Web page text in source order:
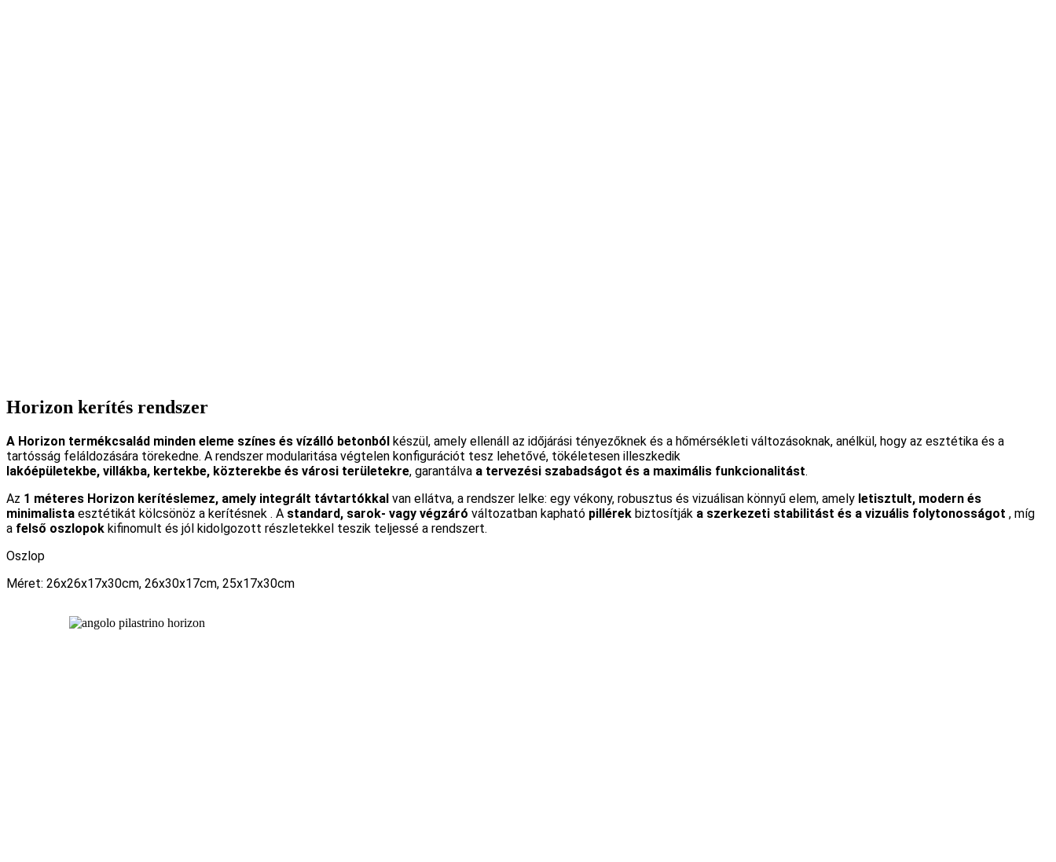
Horizon kerítés rendszer
A Horizon termékcsalád minden eleme színes és vízálló betonból készül, amely ellenáll az időjárási tényezőknek és a hőmérsékleti változásoknak, anélkül, hogy az esztétika és a
tartósság feláldozására törekedne. A rendszer modularitása végtelen konfigurációt tesz lehetővé, tökéletesen illeszkedik
lakóépületekbe, villákba, kertekbe, közterekbe és városi területekre, garantálva a tervezési szabadságot és a maximális funkcionalitást.
Az 1 méteres Horizon kerítéslemez, amely integrált távtartókkal van ellátva, a rendszer lelke: egy vékony, robusztus és vizuálisan könnyű elem, amely letisztult, modern és
minimalista esztétikát kölcsönöz a kerítésnek . A standard, sarok- vagy végzáró változatban kapható pillérek biztosítják a szerkezeti stabilitást és a vizuális folytonosságot , míg
a felső oszlopok kifinomult és jól kidolgozott részletekkel teszik teljessé a rendszert.
Oszlop
Méret: 26x26x17x30cm, 26x30x17cm, 25x17x30cm